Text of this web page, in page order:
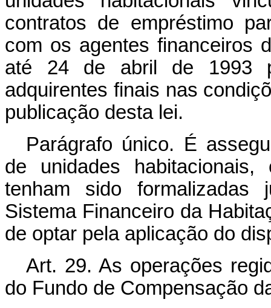
contratos de empréstimo
com os agentes financeiros
até 24 de abril de 1993
adquirentes finais nas
publicação desta lei.
Parágrafo único. É
de unidades habitacionais,
tenham sido formalizadas
Sistema Financeiro da
de optar pela aplicação do
Art. 29. As operações
do Fundo de Compensação